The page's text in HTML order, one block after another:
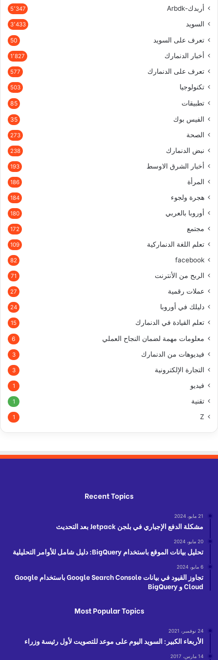
أربدك-Arbdk 5٬347
السويد 3٬433
تعرف على السويد 50
أخبار الدنمارك 1٬827
تعرف على الدنمارك 577
تكنولوجيا 503
تطبيقات 85
الفيس بوك 35
الصحة 273
نبض الدنمارك 238
أخبار الشرق الاوسط 193
المرأة 186
هجرة ولجوء 184
أوروبا بالعربي 180
مجتمع 172
تعلم اللغة الدنماركية 109
facebook
82
الربح من الأنترنت 71
عملات رقمية 27
دليلك في أوروبا 24
تعلم القيادة في الدنمارك 15
معلومات مهمة لضمان النجاح العملي 6
فيديوهات من الدنمارك 3
التجارة الإلكترونية 3
فيديو 1
تقنية 1
Z
1
Recent Topics
21 مايو، 2024
مشكلة الدفع الإجباري في بلجن Jetpack بعد التحديث
20 مايو، 2024
تحليل بيانات الموقع باستخدام BigQuery: دليل شامل للأوامر التحليلية
6 مايو، 2024
تجاوز القيود في بيانات Google Search Console باستخدام Google
Cloud و BigQuery
Most Popular Topics
24 نوفمبر، 2021
الأربعاء الكبير: السويد اليوم على موعد للتصويت لأول رئيسة وزراء
14 مارس، 2017